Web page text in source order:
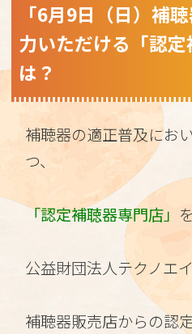
「6月9日（日）補
力いただける「認
は？
補聴器の適正普及にお
つ、
「認定補聴器専門店」
公益財団法人テクノエ
補聴器販売店からの認